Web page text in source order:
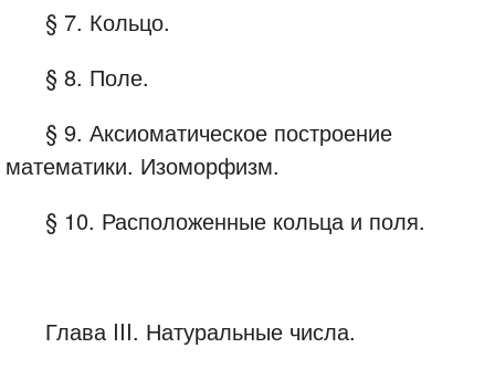
§ 7. Кольцо.
§ 8. Поле.
§ 9. Аксиоматическое построение
математики. Изоморфизм.
§ 10. Расположенные кольца и поля.
Глава III. Натуральные числа.